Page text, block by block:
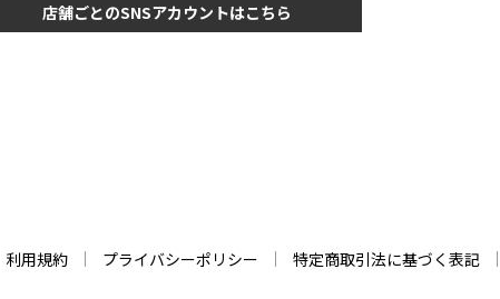
店舗ごとのSNSアカウントはこちら
利用規約 プライバシーポリシー 特定商取引法に基づく表記